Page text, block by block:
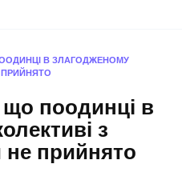
В ЗЛАГОДЖЕНОМУ
ПРИЙНЯТО
що поодинці в
з
не прийнято